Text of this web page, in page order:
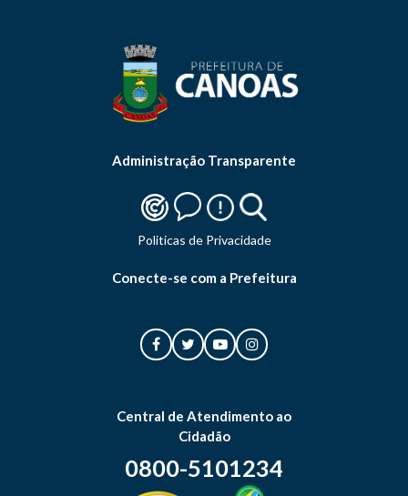
Administração Transparente
Politicas de Privacidade
Conecte-se com a Prefeitura
Central de Atendimento ao
Cidadão
0800-5101234